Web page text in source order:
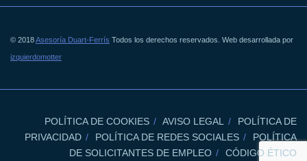
© 2018Asesoría Duart-Ferrís Todos los derechos reservados. Web desarrollada por
izquierdomotter
POLÍTICA DE COOKIES AVISO LEGAL
POLÍTICA DE
PRIVACIDAD
POLÍTICA DE REDES SOCIALES
POLÍTICA
DE SOLICITANTES DE EMPLEO
CÓDIGO ÉTICO